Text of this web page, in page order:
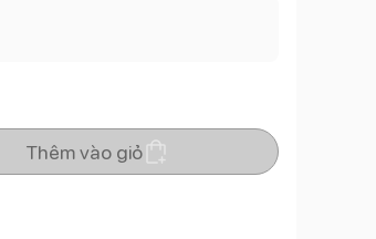
Thêm vào giỏ